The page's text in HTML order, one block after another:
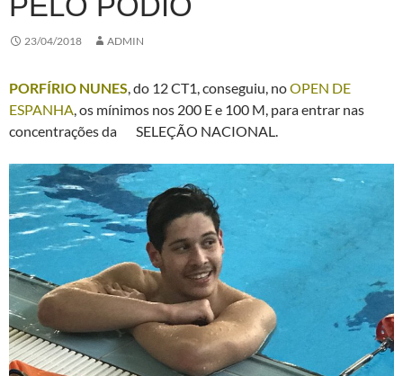
23/04/2018 ADMIN
PORFÍRIO NUNES, do 12 CT1, conseguiu, noOPEN DE
ESPANHA, os mínimos nos 200 E e 100 M, para entrar nas
concentrações da SELEÇÃO NACIONAL.